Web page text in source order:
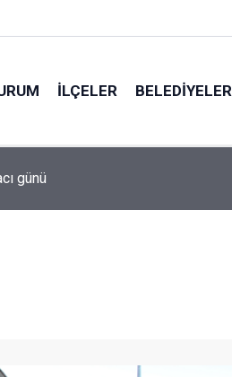
İLÇELER BELEDIYELER
iki dalgıca tutuklama